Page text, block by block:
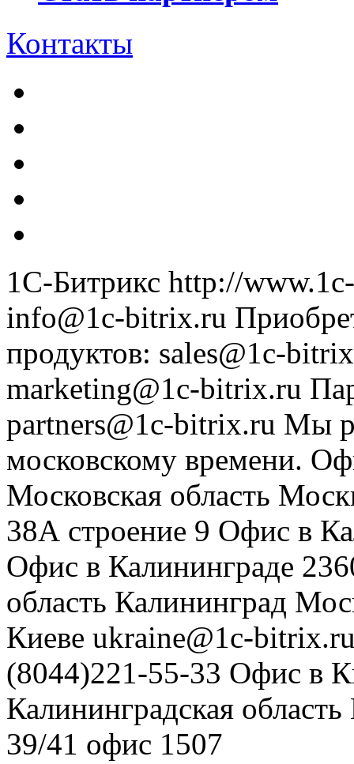
Контакты
1С-Битрикс http://
info@1c-bitrix.ru
продуктов: sales@1c-
marketing@1c-bitrix.ru
partners@1c-bitrix.ru Мы
московскому времени.
Московская область
38А строение 9 Офис в
Офис в Калининграде
область Калининград
Киеве ukraine@1c-
(8044)221-55-33 Офис в
Калининградская область
39/41 офис 1507